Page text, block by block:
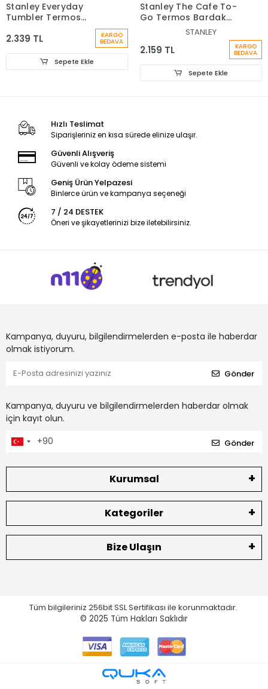
Stanley Everyday
Tumbler Termos
2.339 TL KARGO
BEDAVA
Sepete Ekle
Stanley The Cafe To-
Go Termos Bardak
STANLEY
2.159 TL KARGO
BEDAVA
Sepete Ekle
Hızlı Teslimat
Siparişleriniz en kısa sürede elinize ulaşır.
Güvenli Alışveriş
Güvenli ve kolay ödeme sistemi
Geniş Ürün Yelpazesi
Binlerce ürün ve kampanya seçeneği
7 / 24 DESTEK
Öneri ve şikayetlerinizi bize iletebilirsiniz.
Kampanya, duyuru, bilgilendirmelerden e-posta ile haberdar
olmak istiyorum.
Gönder
Kampanya, duyuru ve bilgilendirmelerden haberdar olmak
için kayıt olun.
Gönder
Kurumsal
Kategoriler
Bize Ulaşın
Tüm bilgileriniz 256bit SSL Sertifikası ile korunmaktadır.
© 2025 Tüm Hakları Saklıdır